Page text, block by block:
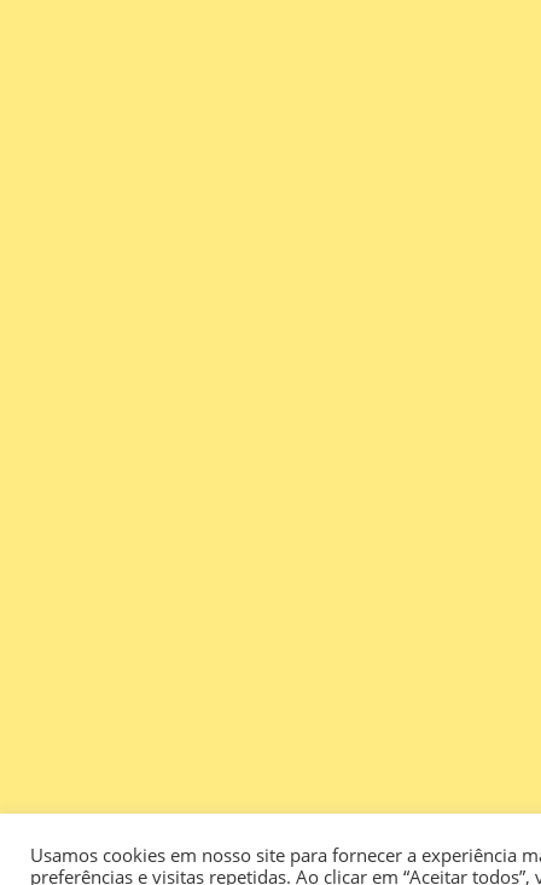
Usamos cookies em nosso site para fornecer a experiência
preferências e visitas repetidas. Ao clicar em “Aceitar